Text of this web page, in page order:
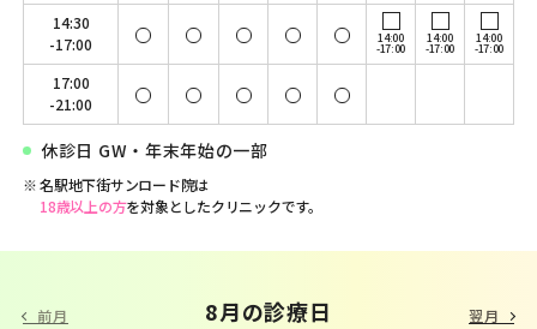
14:30
-17:00
14:00
-17:00
14:00
-17:00
14:00
-17:00
17:00
-21:00
休診日 GW・年末年始の一部
名駅地下街サンロード院は
18歳以上の方を対象としたクリニックです。
前月 8月の診療日
9 月の診療日 翌月